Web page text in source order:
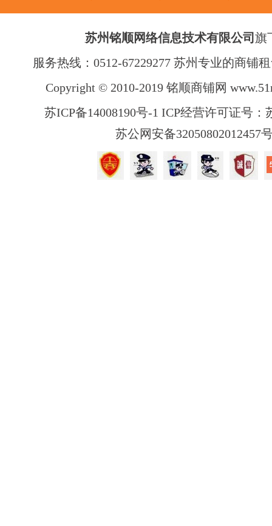
苏州铭顺网络信息技术有限公司 旗
服务热线：0512-67229277 苏州专业的商铺
Copyright © 2010-2019 铭顺商铺网
苏ICP备14008190号-1 ICP经营许可证号：
苏公网安备32050802012457